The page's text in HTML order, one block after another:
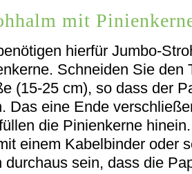
mit
hierfür Jumbo-
Schneiden Sie den
(15-25 cm), so dass der
Das eine Ende
die Pinienkerne
einem Kabelbinder oder
durchaus sein, dass die